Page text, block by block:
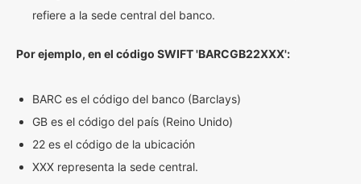
refiere a la sede central del banco.
Por ejemplo, en el código SWIFT 'BARCGB22XXX':
BARC es el código del banco (Barclays)
GB es el código del país (Reino Unido)
22 es el código de la ubicación
XXX representa la sede central.